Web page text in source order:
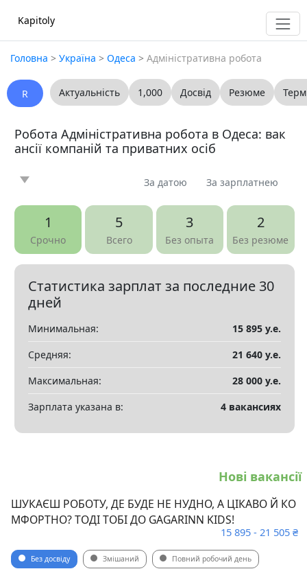
Kapitoly
Головна > Україна > Одеса > Адміністративна робота
R Актуальність 1,000 Досвід Резюме
Робота Адміністративна робота в Одеса: вак
ансії компаній та приватних осіб
Новина 0 Стаття 0 Пропоную 0 Шукаю 0
Запитання Вакансія Резюме
Показать все разделы▼
За датою За зарплатнею
1
Срочно
5
Всего
3
Без опыта
2
Без резюме
Статистика зарплат за последние 30
дней
Минимальная:
15 895 у.е.
Средняя:
21 640 у.е.
Максимальная:
28 000 у.е.
Зарплата указана в:
4 вакансиях
Нові вакансії
ШУКАЄШ РОБОТУ, ДЕ БУДЕ НЕ НУДНО, А ЦІКАВО Й КО
МФОРТНО? ТОДІ ТОБІ ДО GAGARINN KIDS!
15 895 - 21 505 ₴
Без досвіду Змішаний Повний робочий день